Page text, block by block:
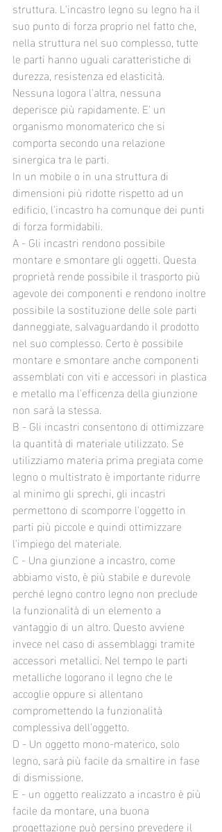
struttura. L'incastro legno su legno ha il
suo punto di forza proprio nel fatto che,
nella struttura nel suo complesso, tutte
le parti hanno uguali caratteristiche di
durezza, resistenza ed elasticità.
Nessuna logora l'altra, nessuna
deperisce più rapidamente. E' un
organismo monomaterico che si
comporta secondo una relazione
sinergica tra le parti.
In un mobile o in una struttura di
dimensioni più ridotte rispetto ad un
edificio, l'incastro ha comunque dei punti
di forza formidabili.
A - Gli incastri rendono possibile
montare e smontare gli oggetti. Questa
proprietà rende possibile il trasporto più
agevole dei componenti e rendono inoltre
possibile la sostituzione delle sole parti
danneggiate, salvaguardando il prodotto
nel suo complesso. Certo è possibile
montare e smontare anche componenti
assemblati con viti e accessori in plastica
e metallo ma l'efficenza della giunzione
non sarà la stessa.
B - Gli incastri consentono di ottimizzare
la quantità di materiale utilizzato. Se
utilizziamo materia prima pregiata come
legno o multistrato è importante ridurre
al minimo gli sprechi, gli incastri
permettono di scomporre l'oggetto in
parti più piccole e quindi ottimizzare
l'impiego del materiale.
C - Una giunzione a incastro, come
abbiamo visto, è più stabile e durevole
perché legno contro legno non preclude
la funzionalità di un elemento a
vantaggio di un altro. Questo avviene
invece nel caso di assemblaggi tramite
accessori metallici. Nel tempo le parti
metalliche logorano il legno che le
accoglie oppure si allentano
compromettendo la funzionalità
complessiva dell'oggetto.
D - Un oggetto mono-materico, solo
legno, sarà più facile da smaltire in fase
di dismissione.
E - un oggetto realizzato a incastro è più
facile da montare, una buona
progettazione può persino prevedere il